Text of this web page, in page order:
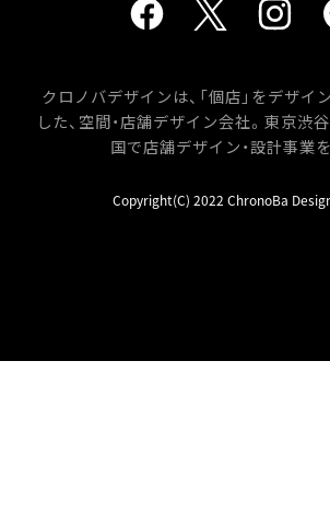
クロノバデザインは、「個店」をデザイ
した、空間・店舗デザイン会社。 東京渋
国で店舗デザイン・設計事業
Copyright(C) 2022 ChronoBa